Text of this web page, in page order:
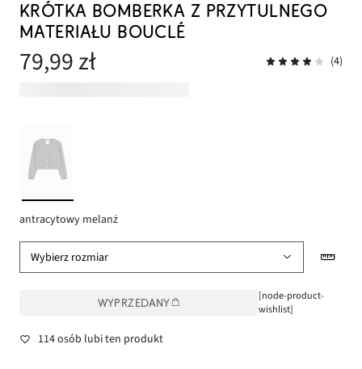
KRÓTKA BOMBERKA Z PRZYTULNEGO
MATERIAŁU BOUCLÉ
79,99 zł (4)
antracytowy melanż
Wybierz rozmiar
WYPRZEDANY
[node-product-
wishlist]
114 osób lubi ten produkt